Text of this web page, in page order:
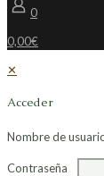
0
0,00€
✕
Acceder
Nombre de
Contraseña